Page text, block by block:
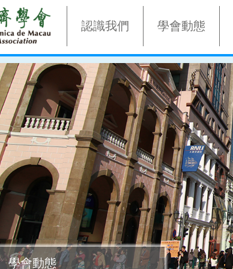
認識我們 學會動態
學會動態